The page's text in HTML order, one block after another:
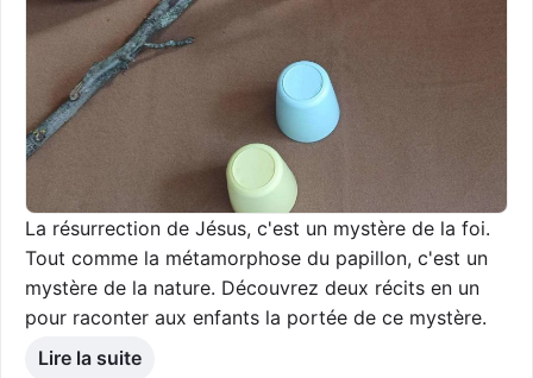
La résurrection de Jésus, c'est un mystère de la foi.
Tout comme la métamorphose du papillon, c'est un
mystère de la nature. Découvrez deux récits en un
pour raconter aux enfants la portée de ce mystère.
Lire la suite